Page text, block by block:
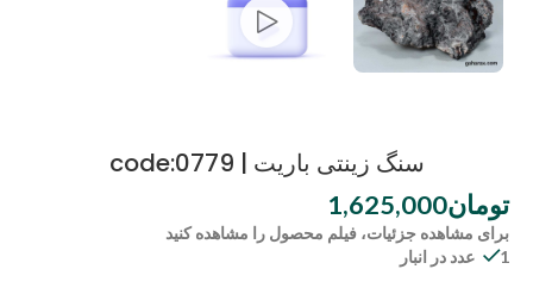
سنگ زینتی باریت | code:0779
تومان1,625,000
برای مشاهده جزئیات، فیلم محصول را مشاهده کنید
1 عدد در انبار